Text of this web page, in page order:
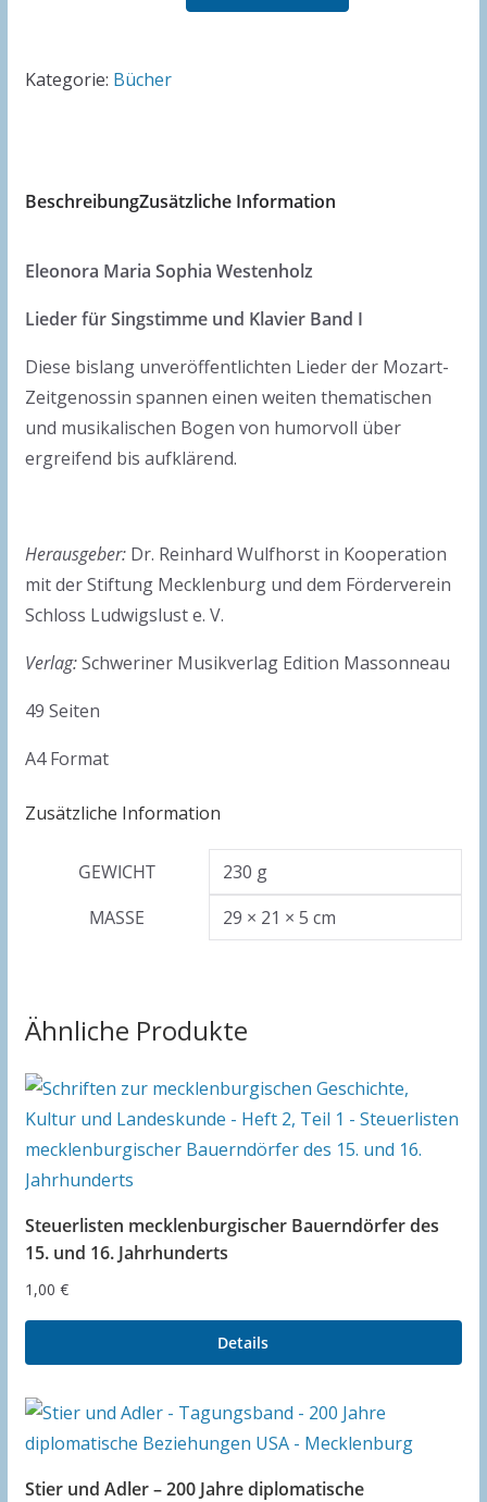
I
Menge
Kategorie: Bücher
BeschreibungZusätzliche Information
Eleonora Maria Sophia Westenholz
Lieder für Singstimme und Klavier Band I
Diese bislang unveröffentlichten Lieder der Mozart-
Zeitgenossin spannen einen weiten thematischen
und musikalischen Bogen von humorvoll über
ergreifend bis aufklärend.
Herausgeber:Dr. Reinhard Wulfhorst in Kooperation
mit der Stiftung Mecklenburg und dem Förderverein
Schloss Ludwigslust e. V.
Verlag:Schweriner Musikverlag Edition Massonneau
49 Seiten
A4 Format
Zusätzliche Information
GEWICHT
230 g
MASSE
29 × 21 × 5 cm
Ähnliche Produkte
Steuerlisten mecklenburgischer Bauerndörfer des
15. und 16. Jahrhunderts
1,00 €
Details
Stier und Adler – 200 Jahre diplomatische